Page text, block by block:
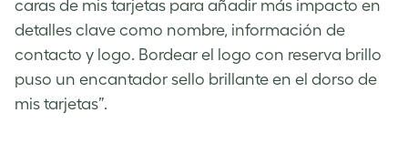
caras de mis tarjetas para añadir más impacto en
detalles clave como nombre, información de
contacto y logo. Bordear el logo con reserva brillo
puso un encantador sello brillante en el dorso de
mis tarjetas”.